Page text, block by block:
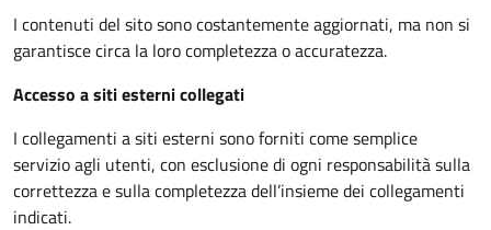
I contenuti del sito sono costantemente aggiornati, ma non si
garantisce circa la loro completezza o accuratezza.
Accesso a siti esterni collegati
I collegamenti a siti esterni sono forniti come semplice
servizio agli utenti, con esclusione di ogni responsabilità sulla
correttezza e sulla completezza dell’insieme dei collegamenti
indicati.